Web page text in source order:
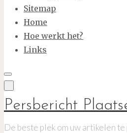
Sitemap
Home
Hoe werkt het?
Links
Persbericht
De beste plek om uw artikelen